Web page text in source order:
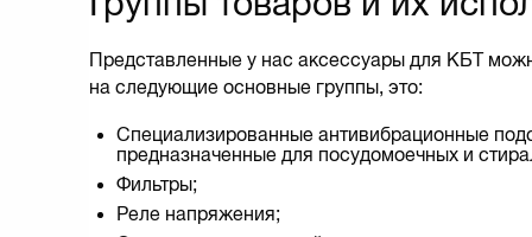
Представленные у нас аксессуары для КБТ
на следующие основные группы, это:
Специализированные антивибрационные
предназначенные для посудомоечных и
Фильтры;
Реле напряжения;